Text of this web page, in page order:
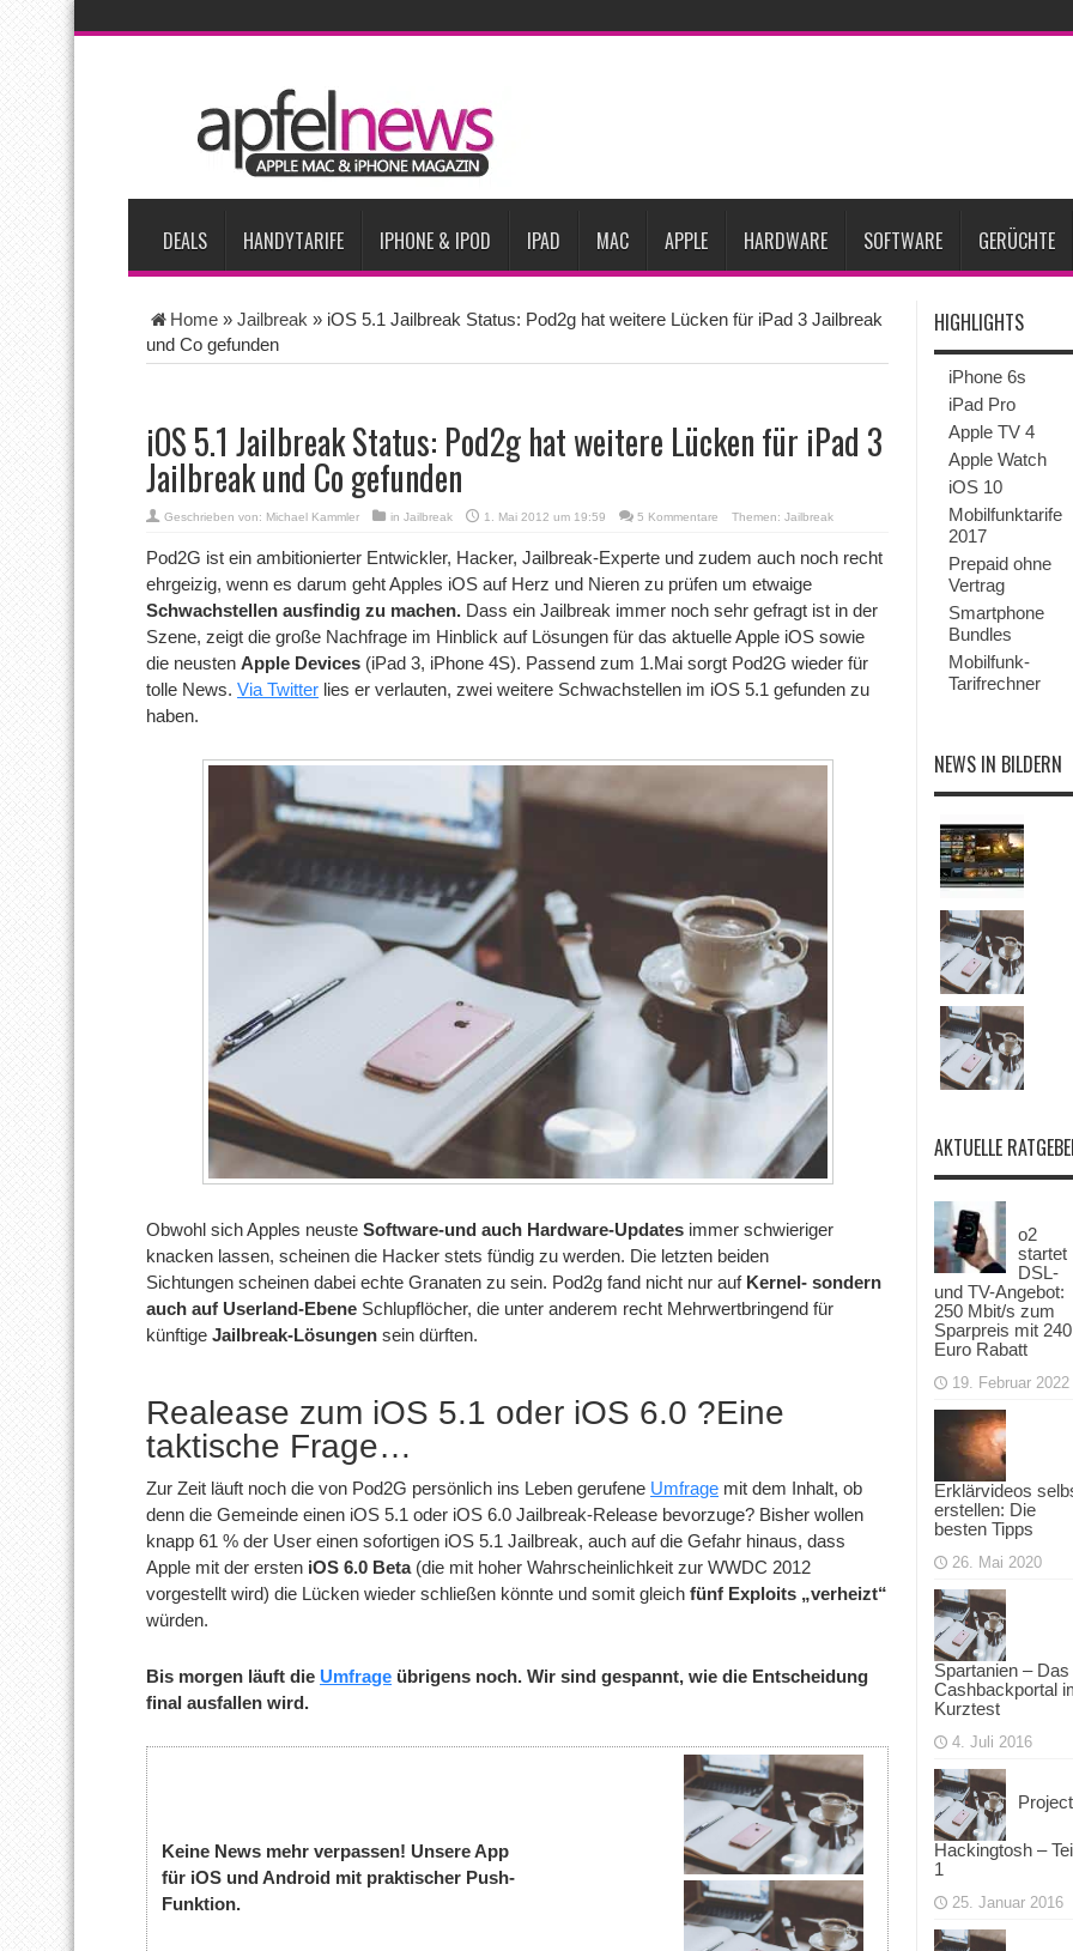
Apple testet zwei neue Display-Panels für iPhone-Modelle 2027
Apples Smartbrille könnte das nächste große Gesundheits-Gadget werden
Apples vermutete AirPods mit Kameras sollen bereits im September erscheinen
Apple erzielt 49 Prozent des weltweiten Smartphone-Umsatzes im 2. Quartal Apple verbucht Rekordzahlen im dritten Quartal 2026
Tim Cook: Mehr Speicherlieferanten bedeuten nicht zwingend sinkende Preise
DEALS HANDYTARIFE IPHONE & IPOD IPAD MAC APPLE HARDWARE SOFTWARE GERÜCHTE
Home » Jailbreak » iOS 5.1 Jailbreak Status: Pod2g hat weitere Lücken für iPad 3 Jailbreak
und Co gefunden
iOS 5.1 Jailbreak Status: Pod2g hat weitere Lücken für iPad 3
Jailbreak und Co gefunden
Geschrieben von: Michael Kammler in Jailbreak 1. Mai 2012 um 19:59 5 Kommentare Themen: Jailbreak
Pod2G ist ein ambitionierter Entwickler, Hacker, Jailbreak-Experte und zudem auch noch recht
ehrgeizig, wenn es darum geht Apples iOS auf Herz und Nieren zu prüfen um etwaige
Schwachstellen ausfindig zu machen. Dass ein Jailbreak immer noch sehr gefragt ist in der
Szene, zeigt die große Nachfrage im Hinblick auf Lösungen für das aktuelle Apple iOS sowie
die neusten Apple Devices (iPad 3, iPhone 4S). Passend zum 1.Mai sorgt Pod2G wieder für
tolle News. Via Twitter lies er verlauten, zwei weitere Schwachstellen im iOS 5.1 gefunden zu
haben.
Obwohl sich Apples neuste Software-und auch Hardware-Updates immer schwieriger
knacken lassen, scheinen die Hacker stets fündig zu werden. Die letzten beiden
Sichtungen scheinen dabei echte Granaten zu sein. Pod2g fand nicht nur auf Kernel- sondern
auch auf Userland-Ebene Schlupflöcher, die unter anderem recht Mehrwertbringend für
künftige Jailbreak-Lösungen sein dürften.
Realease zum iOS 5.1 oder iOS 6.0 ?Eine
taktische Frage…
Zur Zeit läuft noch die von Pod2G persönlich ins Leben gerufene Umfrage mit dem Inhalt, ob
denn die Gemeinde einen iOS 5.1 oder iOS 6.0 Jailbreak-Release bevorzuge? Bisher wollen
knapp 61 % der User einen sofortigen iOS 5.1 Jailbreak, auch auf die Gefahr hinaus, dass
Apple mit der ersten iOS 6.0 Beta(die mit hoher Wahrscheinlichkeit zur WWDC 2012
vorgestellt wird) die Lücken wieder schließen könnte und somit gleich fünf Exploits „verheizt“
würden.
Bis morgen läuft die Umfrage übrigens noch. Wir sind gespannt, wie die Entscheidung
final ausfallen wird.
Keine News mehr verpassen! Unsere App
für iOS und Android mit praktischer Push-
Funktion.
HIGHLIGHTS
iPhone 6s
iPad Pro
Apple TV 4
Apple Watch
iOS 10
Mobilfunktarife
2017
Prepaid ohne
Vertrag
Smartphone
Bundles
Mobilfunk-
Tarifrechner
NEWS IN BILDERN
AKTUELLE
o2
startet
DSL-
und TV-Angebot:
250 Mbit/s zum
Sparpreis mit 240
Euro Rabatt
19. Februar 2022
Erklärvideos
erstellen: Die
besten Tipps
26. Mai 2020
Spartanien – Das
Cashbackportal
Kurztest
4. Juli 2016
Project
Hackingtosh –
1
25. Januar 2016